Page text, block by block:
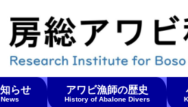
らせ
News
アワビ漁師の歴史
History of Abalone Divers